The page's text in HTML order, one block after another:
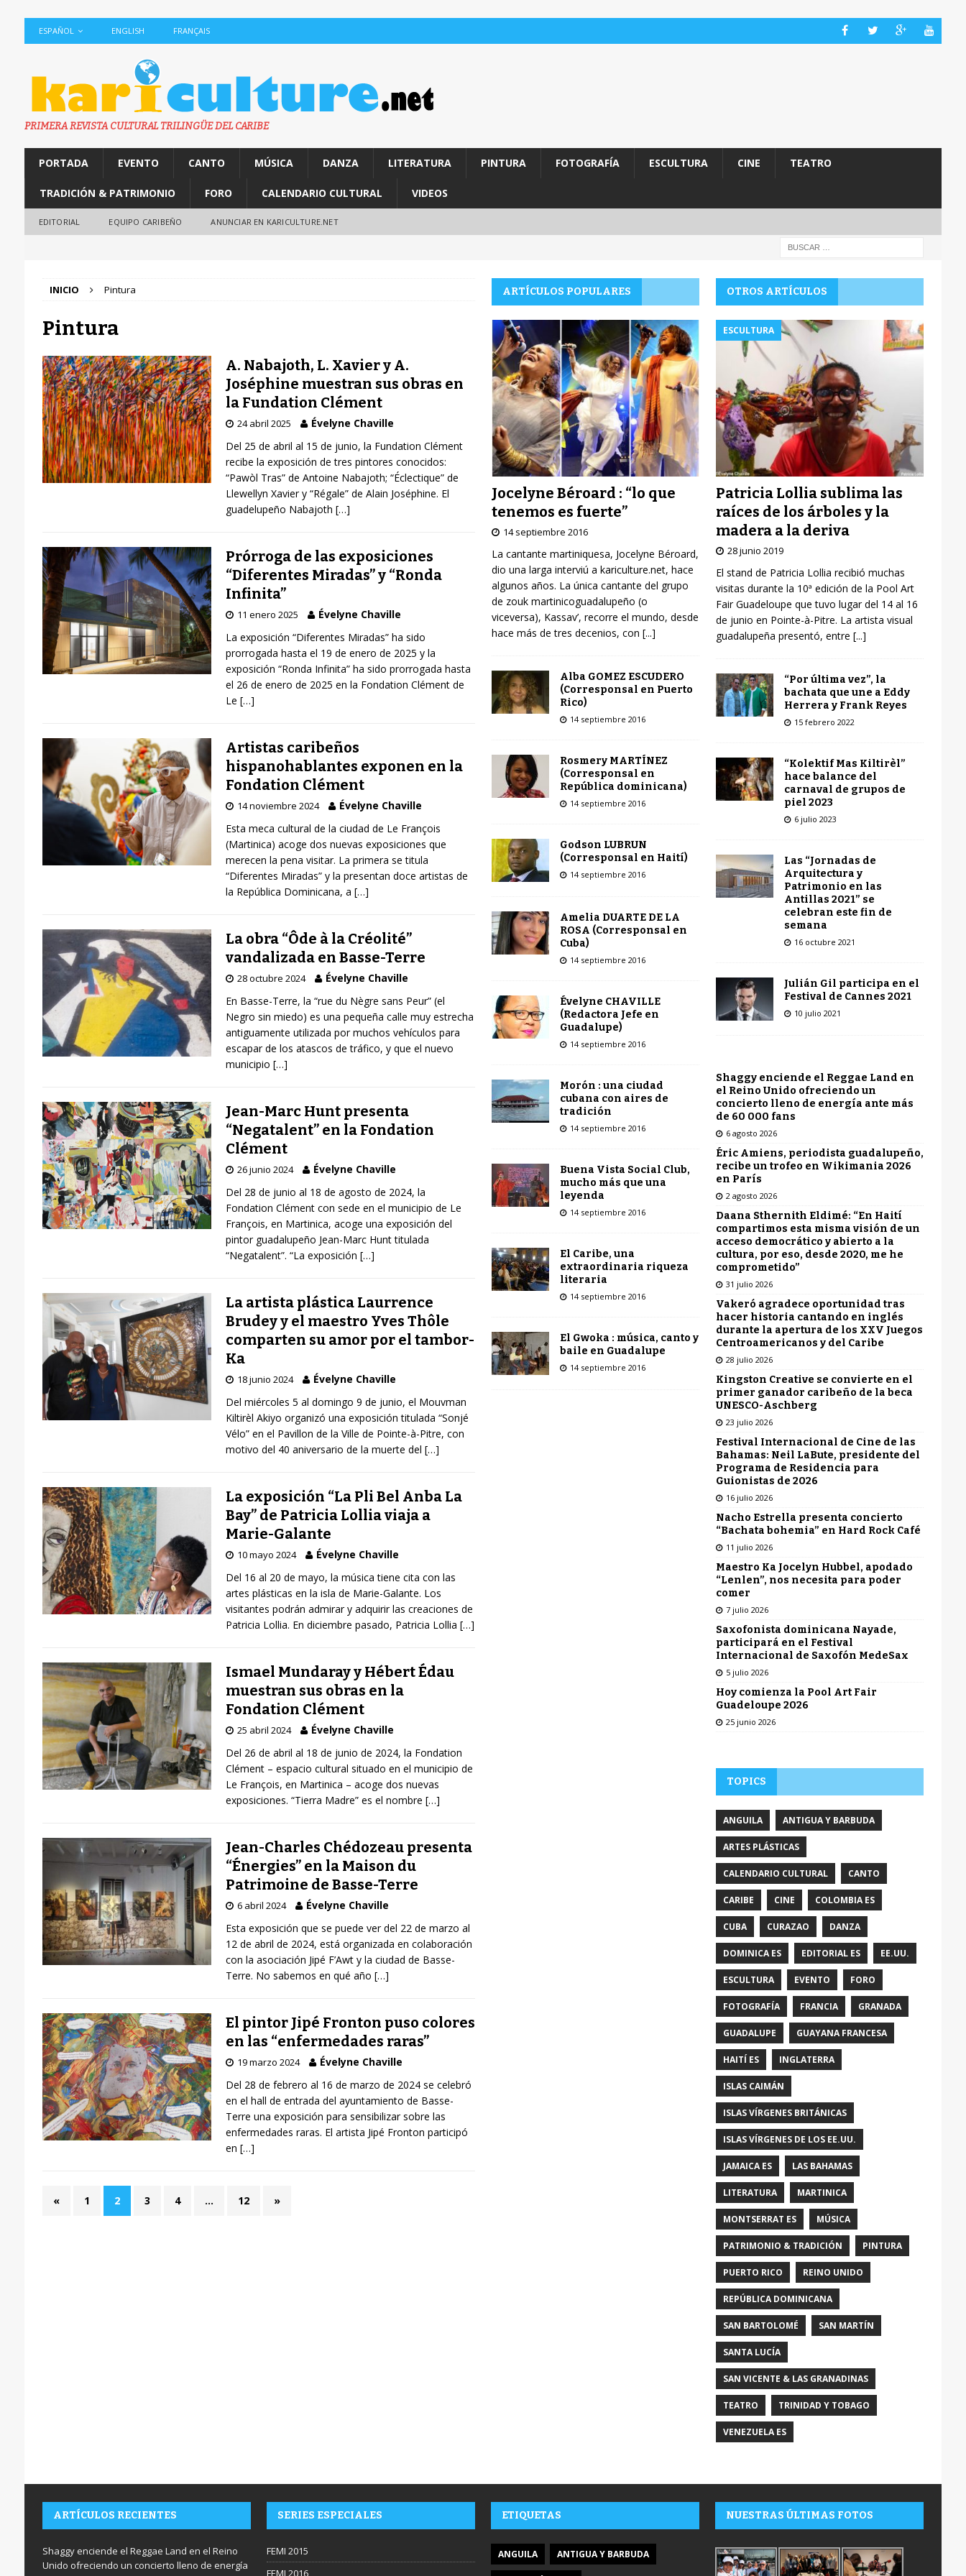
ESPAÑOL ENGLISH FRANÇAIS
PRIMERA REVISTA CULTURAL TRILINGÜE DEL CARIBE
PORTADA EVENTO CANTO MÚSICA DANZA LITERATURA PINTURA FOTOGRAFÍA ESCULTURA CINE TEATRO
TRADICIÓN & PATRIMONIO FORO CALENDARIO CULTURAL VIDEOS
EDITORIAL EQUIPO CARIBEÑO ANUNCIAR EN KARICULTURE.NET
INICIO Pintura
Pintura
A. Nabajoth, L. Xavier y A.
Joséphine muestran sus obras en
la Fundation Clément
24 abril 2025
Évelyne Chaville
Del 25 de abril al 15 de junio, la Fundation Clément
recibe la exposición de tres pintores conocidos:
“Pawòl Tras” de Antoine Nabajoth; “Éclectique” de
Llewellyn Xavier y “Régale” de Alain Joséphine. El
guadelupeño Nabajoth […]
Prórroga de las exposiciones
“Diferentes Miradas” y “Ronda
Infinita”
11 enero 2025
Évelyne Chaville
La exposición “Diferentes Miradas” ha sido
prorrogada hasta el 19 de enero de 2025 y la
exposición “Ronda Infinita” ha sido prorrogada hasta
el 26 de enero de 2025 en la Fondation Clément de
Le […]
Artistas caribeños
hispanohablantes exponen en la
Fondation Clément
14 noviembre 2024
Évelyne Chaville
Esta meca cultural de la ciudad de Le François
(Martinica) acoge dos nuevas exposiciones que
merecen la pena visitar. La primera se titula
“Diferentes Miradas” y la presentan doce artistas de
la República Dominicana, a […]
La obra “Ôde à la Créolité”
vandalizada en Basse-Terre
28 octubre 2024
Évelyne Chaville
En Basse-Terre, la “rue du Nègre sans Peur” (el
Negro sin miedo) es una pequeña calle muy estrecha
antiguamente utilizada por muchos vehículos para
escapar de los atascos de tráfico, y que el nuevo
municipio […]
Jean-Marc Hunt presenta
“Negatalent” en la Fondation
Clément
26 junio 2024
Évelyne Chaville
Del 28 de junio al 18 de agosto de 2024, la
Fondation Clément con sede en el municipio de Le
François, en Martinica, acoge una exposición del
pintor guadalupeño Jean-Marc Hunt titulada
“Negatalent”. “La exposición […]
La artista plástica Laurrence
Brudey y el maestro Yves Thôle
comparten su amor por el tambor-
Ka
18 junio 2024
Évelyne Chaville
Del miércoles 5 al domingo 9 de junio, el Mouvman
Kiltirèl Akiyo organizó una exposición titulada “Sonjé
Vélo” en el Pavillon de la Ville de Pointe-à-Pitre, con
motivo del 40 aniversario de la muerte del […]
La exposición “La Pli Bel Anba La
Bay” de Patricia Lollia viaja a
Marie-Galante
10 mayo 2024
Évelyne Chaville
Del 16 al 20 de mayo, la música tiene cita con las
artes plásticas en la isla de Marie-Galante. Los
visitantes podrán admirar y adquirir las creaciones de
Patricia Lollia. En diciembre pasado, Patricia Lollia […]
Ismael Mundaray y Hébert Édau
muestran sus obras en la
Fondation Clément
25 abril 2024
Évelyne Chaville
Del 26 de abril al 18 de junio de 2024, la Fondation
Clément – espacio cultural situado en el municipio de
Le François, en Martinica – acoge dos nuevas
exposiciones. “Tierra Madre” es el nombre […]
Jean-Charles Chédozeau presenta
“Énergies” en la Maison du
Patrimoine de Basse-Terre
6 abril 2024
Évelyne Chaville
Esta exposición que se puede ver del 22 de marzo al
12 de abril de 2024, está organizada en colaboración
con la asociación Jipé F’Awt y la ciudad de Basse-
Terre. No sabemos en qué año […]
El pintor Jipé Fronton puso colores
en las “enfermedades raras”
19 marzo 2024
Évelyne Chaville
Del 28 de febrero al 16 de marzo de 2024 se celebró
en el hall de entrada del ayuntamiento de Basse-
Terre una exposición para sensibilizar sobre las
enfermedades raras. El artista Jipé Fronton participó
en […]
« 1 2 3 4 … 12 »
ARTÍCULOS POPULARES
Jocelyne Béroard : “lo que
tenemos es fuerte”
14 septiembre 2016
La cantante martiniquesa, Jocelyne Béroard,
dio una larga interviú a kariculture.net, hace
algunos años. La única cantante del grupo
de zouk martinicoguadalupeño (o
viceversa), Kassav’, recorre el mundo, desde
hace más de tres decenios, con [...]
Alba GOMEZ ESCUDERO
(Corresponsal en Puerto
Rico)
14 septiembre 2016
Rosmery MARTÍNEZ
(Corresponsal en
República dominicana)
14 septiembre 2016
Godson LUBRUN
(Corresponsal en Haití)
14 septiembre 2016
Amelia DUARTE DE LA
ROSA (Corresponsal en
Cuba)
14 septiembre 2016
Évelyne CHAVILLE
(Redactora Jefe en
Guadalupe)
14 septiembre 2016
Morón : una ciudad
cubana con aires de
tradición
14 septiembre 2016
Buena Vista Social Club,
mucho más que una
leyenda
14 septiembre 2016
El Caribe, una
extraordinaria riqueza
literaria
14 septiembre 2016
El Gwoka : música, canto y
baile en Guadalupe
14 septiembre 2016
OTROS ARTÍCULOS
ESCULTURA
Patricia Lollia sublima las
raíces de los árboles y la
madera a la deriva
28 junio 2019
El stand de Patricia Lollia recibió muchas
visitas durante la 10ª edición de la Pool Art
Fair Guadeloupe que tuvo lugar del 14 al 16
de junio en Pointe-à-Pitre. La artista visual
guadalupeña presentó, entre [...]
“Por última vez”, la
bachata que une a Eddy
Herrera y Frank Reyes
15 febrero 2022
“Kolektif Mas Kiltirèl”
hace balance del
carnaval de grupos de
piel 2023
6 julio 2023
Las “Jornadas de
Arquitectura y
Patrimonio en las
Antillas 2021” se
celebran este fin de
semana
16 octubre 2021
Julián Gil participa en el
Festival de Cannes 2021
10 julio 2021
Shaggy enciende el Reggae Land en
el Reino Unido ofreciendo un
concierto lleno de energía ante más
de 60 000 fans
6 agosto 2026
Éric Amiens, periodista guadalupeño,
recibe un trofeo en Wikimania 2026
en París
2 agosto 2026
Daana Sthernith Eldimé: “En Haití
compartimos esta misma visión de un
acceso democrático y abierto a la
cultura, por eso, desde 2020, me he
comprometido”
31 julio 2026
Vakeró agradece oportunidad tras
hacer historia cantando en inglés
durante la apertura de los XXV Juegos
Centroamericanos y del Caribe
28 julio 2026
Kingston Creative se convierte en el
primer ganador caribeño de la beca
UNESCO-Aschberg
23 julio 2026
Festival Internacional de Cine de las
Bahamas: Neil LaBute, presidente del
Programa de Residencia para
Guionistas de 2026
16 julio 2026
Nacho Estrella presenta concierto
“Bachata bohemia” en Hard Rock Café
11 julio 2026
Maestro Ka Jocelyn Hubbel, apodado
“Lenlen”, nos necesita para poder
comer
7 julio 2026
Saxofonista dominicana Nayade,
participará en el Festival
Internacional de Saxofón MedeSax
5 julio 2026
Hoy comienza la Pool Art Fair
Guadeloupe 2026
25 junio 2026
TOPICS
ANGUILA ANTIGUA Y BARBUDA
ARTES PLÁSTICAS
CALENDARIO CULTURAL CANTO
CARIBE CINE COLOMBIA ES
CUBA CURAZAO DANZA
DOMINICA ES EDITORIAL ES EE.UU.
ESCULTURA EVENTO FORO
FOTOGRAFÍA FRANCIA GRANADA
GUADALUPE GUAYANA FRANCESA
HAITÍ ES INGLATERRA
ISLAS CAIMÁN
ISLAS VÍRGENES BRITÁNICAS
ISLAS VÍRGENES DE LOS EE.UU.
JAMAICA ES LAS BAHAMAS
LITERATURA MARTINICA
MONTSERRAT ES MÚSICA
PATRIMONIO & TRADICIÓN PINTURA
PUERTO RICO REINO UNIDO
REPÚBLICA DOMINICANA
SAN BARTOLOMÉ SAN MARTÍN
SANTA LUCÍA
SAN VICENTE & LAS GRANADINAS
TEATRO TRINIDAD Y TOBAGO
VENEZUELA ES
ARTÍCULOS RECIENTES
Shaggy enciende el Reggae Land en el Reino
Unido ofreciendo un concierto lleno de energía
SERIES ESPECIALES
FEMI 2015
FEMI 2016
ETIQUETAS
ANGUILA ANTIGUA Y BARBUDA
NUESTRAS ÚLTIMAS FOTOS